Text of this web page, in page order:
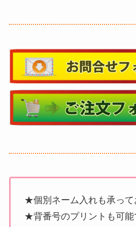
★個別ネーム入れも承って
★背番号のプリントも可